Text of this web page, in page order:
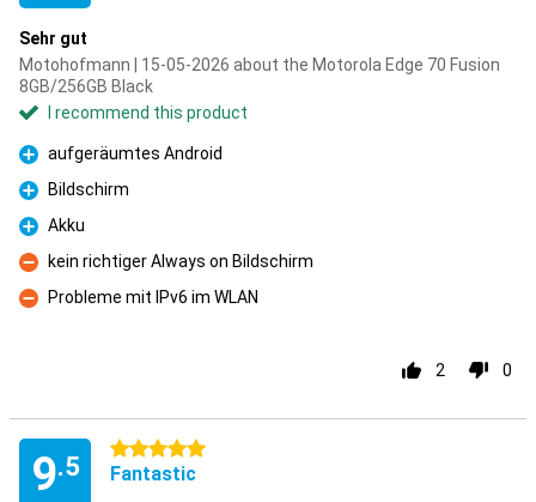
Sehr gut
Motohofmann | 15-05-2026 about the Motorola Edge 70 Fusion
8GB/256GB Black
I recommend this product
Pro
aufgeräumtes Android
Pro
Bildschirm
Pro
Akku
Con
kein richtiger Always on Bildschirm
Con
Probleme mit IPv6 im WLAN
2 0
9.5
5 stars
Fantastic